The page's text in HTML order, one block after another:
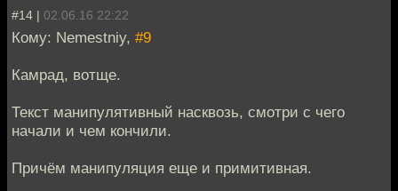
#14 | 02.06.16 22:22
Кому: Nemestniy, #9
Камрад, вотще.
Текст манипулятивный насквозь, смотри с чего
начали и чем кончили.
Причём манипуляция еще и примитивная.